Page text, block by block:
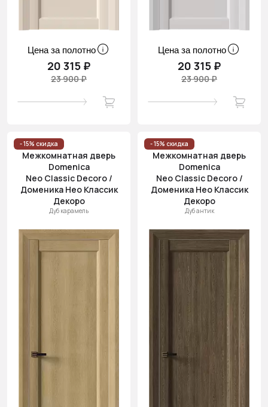
Цена за полотно
20 315 ₽
23 900 ₽
Цена за полотно
20 315 ₽
23 900 ₽
- 15% скидка
Межкомнатная дверь
Domenica
Neo Classic Decoro /
Доменика Нео Классик
Декоро
Дуб карамель
- 15% скидка
Межкомнатная дверь
Domenica
Neo Classic Decoro /
Доменика Нео Классик
Декоро
Дуб антик